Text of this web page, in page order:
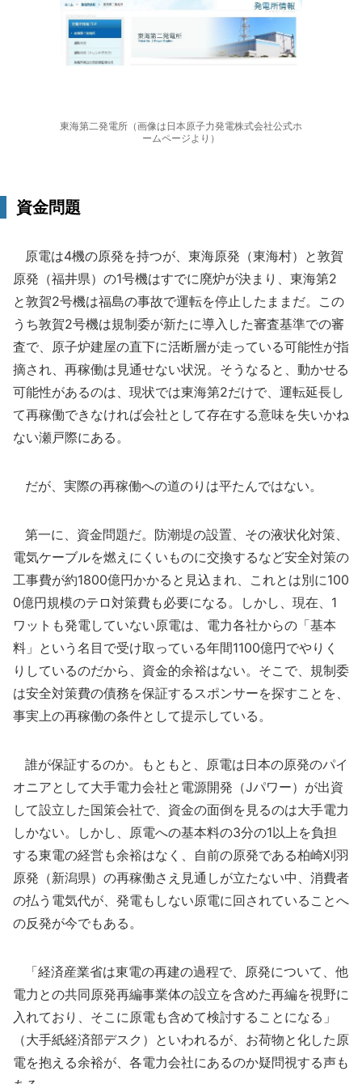
東海第二発電所（画像は日本原子力発電株式会社公式ホ
ームページより）
資金問題
原電は4機の原発を持つが、東海原発（東海村）と敦賀
原発（福井県）の1号機はすでに廃炉が決まり、東海第2
と敦賀2号機は福島の事故で運転を停止したままだ。この
うち敦賀2号機は規制委が新たに導入した審査基準での審
査で、原子炉建屋の直下に活断層が走っている可能性が指
摘され、再稼働は見通せない状況。そうなると、動かせる
可能性があるのは、現状では東海第2だけで、運転延長し
て再稼働できなければ会社として存在する意味を失いかね
ない瀬戸際にある。
だが、実際の再稼働への道のりは平たんではない。
第一に、資金問題だ。防潮堤の設置、その液状化対策、
電気ケーブルを燃えにくいものに交換するなど安全対策の
工事費が約1800億円かかると見込まれ、これとは別に100
0億円規模のテロ対策費も必要になる。しかし、現在、1
ワットも発電していない原電は、電力各社からの「基本
料」という名目で受け取っている年間1100億円でやりく
りしているのだから、資金的余裕はない。そこで、規制委
は安全対策費の債務を保証するスポンサーを探すことを、
事実上の再稼働の条件として提示している。
誰が保証するのか。もともと、原電は日本の原発のパイ
オニアとして大手電力会社と電源開発（Jパワー）が出資
して設立した国策会社で、資金の面倒を見るのは大手電力
しかない。しかし、原電への基本料の3分の1以上を負担
する東電の経営も余裕はなく、自前の原発である柏崎刈羽
原発（新潟県）の再稼働さえ見通しが立たない中、消費者
の払う電気代が、発電もしない原電に回されていることへ
の反発が今でもある。
「経済産業省は東電の再建の過程で、原発について、他
電力との共同原発再編事業体の設立を含めた再編を視野に
入れており、そこに原電も含めて検討することになる」
（大手紙経済部デスク）といわれるが、お荷物と化した原
電を抱える余裕が、各電力会社にあるのか疑問視する声も